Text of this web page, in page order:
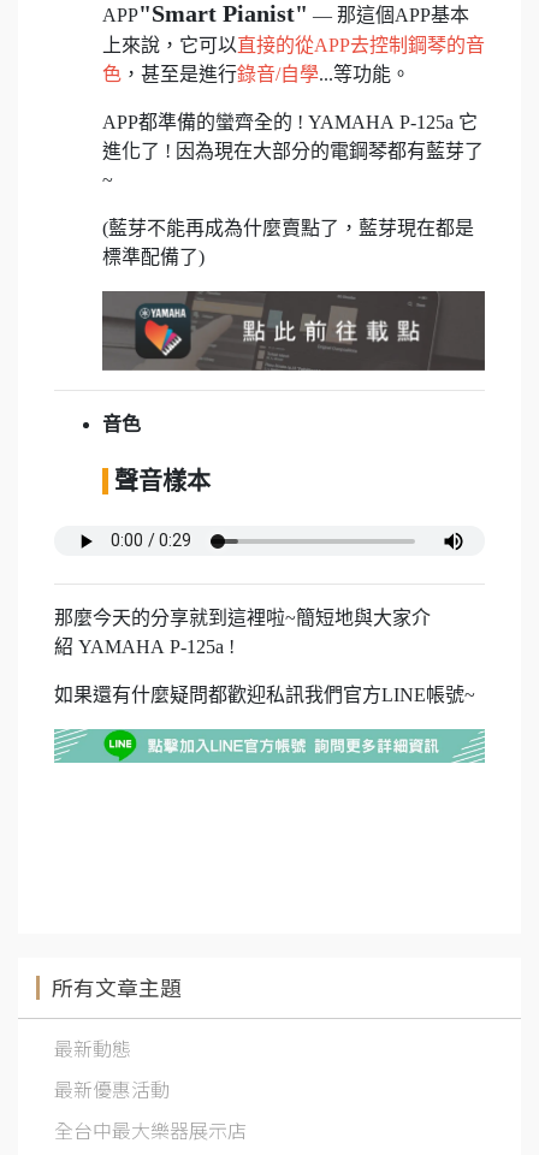
APP"Smart Pianist" — 那這個APP基本
上來說，它可以直接的從APP去控制鋼琴的音
色 ，甚至是進行錄音/自學...等功能。
APP都準備的蠻齊全的 ! YAMAHA P-125a 它
進化了 ! 因為現在大部分的電鋼琴都有藍芽了
~
(藍芽不能再成為什麼賣點了，藍芽現在都是
標準配備了)
音色
聲音樣本
那麼今天的分享就到這裡啦~簡短地與大家介
紹 YAMAHA P-125a !
如果還有什麼疑問都歡迎私訊我們官方LINE帳號~
所有文章主題
最新動態
最新優惠活動
全台中最大樂器展示店